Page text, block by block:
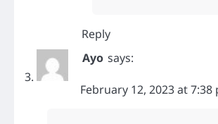
Reply
Ayo says:
February 12, 2023 at 7:38